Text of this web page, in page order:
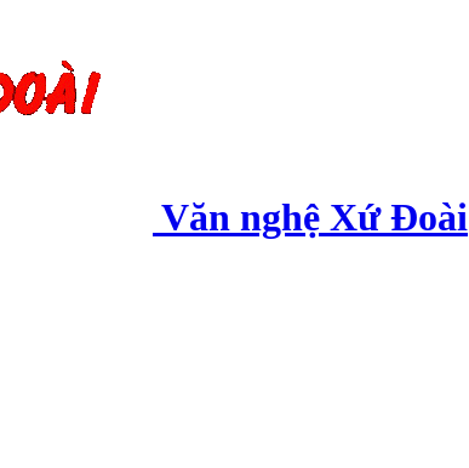
Văn nghệ Xứ Đoài